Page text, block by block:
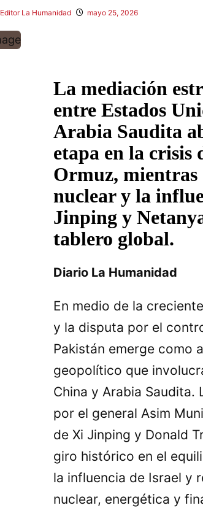
Editor La Humanidad mayo 25, 2026
La mediación
entre Estados
Arabia Saudita
etapa en la crisis
Ormuz,
nuclear y la
Jinping y
tablero global.
Diario La Humanidad
En medio de la
y la disputa por el
Pakistán emerge como
geopolítico que
China y Arabia Saudita.
por el general Asim
de Xi Jinping y Donald
giro histórico en el
la influencia de Israel y
nuclear, energética y